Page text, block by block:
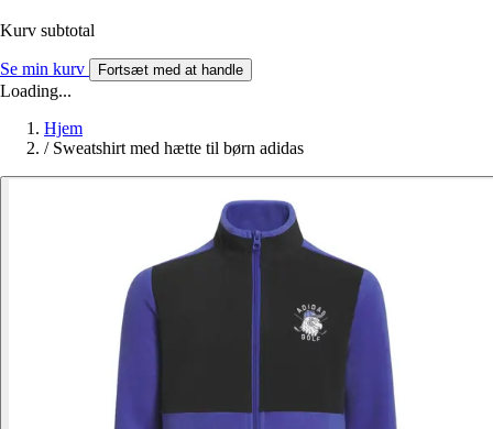
Kurv subtotal
Se min kurv Fortsæt med at handle
Loading...
Hjem
/ Sweatshirt med hætte til børn adidas